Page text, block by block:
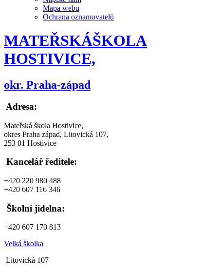
Mapa webu
Ochrana oznamovatelů
MATEŘSKÁŠKOLA
HOSTIVICE,
okr. Praha-západ
Adresa:
Mateřská škola Hostivice,
okres Praha západ, Litovická 107,
253 01 Hostivice
Kancelář ředitele:
+420 220 980 488
+420 607 116 346
Školní jídelna:
+420 607 170 813
Velká školka
Litovická 107